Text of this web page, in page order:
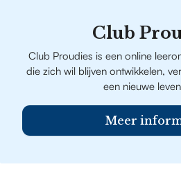
Club
Club Proudies is een online
die zich wil blijven ontwikkelen,
een nieuwe
Meer